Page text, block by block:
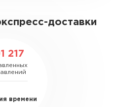
доставки
217
времени